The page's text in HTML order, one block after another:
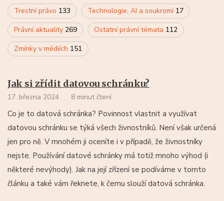
Trestní právo 133 Technologie, AI a soukromí 17
Právní aktuality 269 Ostatní právní témata 112
Zmínky v médiích 151
Jak si zřídit datovou schránku?
17. března 2024 8 minut čtení
Co je to datová schránka? Povinnost vlastnit a využívat
datovou schránku se týká všech živnostníků. Není však určená
jen pro ně. V mnohém ji oceníte i v případě, že živnostníky
nejste. Používání datové schránky má totiž mnoho výhod (i
některé nevýhody). Jak na její zřízení se podíváme v tomto
článku a také vám řeknete, k čemu slouží datová schránka.